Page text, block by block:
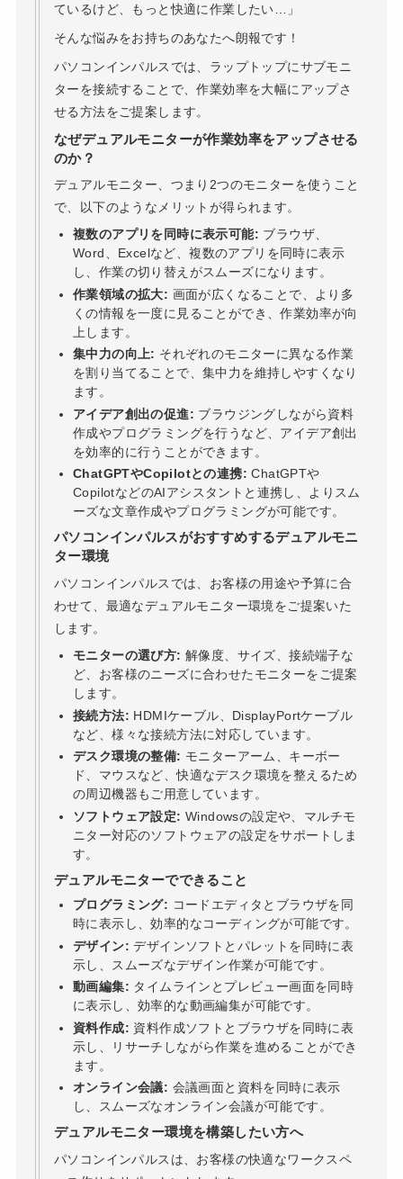
ているけど、もっと快適に作業したい…」
そんな悩みをお持ちのあなたへ朗報です！
パソコンインパルスでは、ラップトップにサブモニ
ターを接続することで、作業効率を大幅にアップさ
せる方法をご提案します。
なぜデュアルモニターが作業効率をアップさせる
のか？
デュアルモニター、つまり2つのモニターを使うこと
で、以下のようなメリットが得られます。
複数のアプリを同時に表示可能: ブラウザ、
Word、Excelなど、複数のアプリを同時に表示
し、作業の切り替えがスムーズになります。
作業領域の拡大: 画面が広くなることで、より多
くの情報を一度に見ることができ、作業効率が向
上します。
集中力の向上: それぞれのモニターに異なる作業
を割り当てることで、集中力を維持しやすくなり
ます。
アイデア創出の促進: ブラウジングしながら資料
作成やプログラミングを行うなど、アイデア創出
を効率的に行うことができます。
ChatGPTやCopilotとの連携: ChatGPTや
CopilotなどのAIアシスタントと連携し、よりスム
ーズな文章作成やプログラミングが可能です。
パソコンインパルスがおすすめするデュアルモニ
ター環境
パソコンインパルスでは、お客様の用途や予算に合
わせて、最適なデュアルモニター環境をご提案いた
します。
モニターの選び方: 解像度、サイズ、接続端子な
ど、お客様のニーズに合わせたモニターをご提案
します。
接続方法: HDMIケーブル、DisplayPortケーブル
など、様々な接続方法に対応しています。
デスク環境の整備: モニターアーム、キーボー
ド、マウスなど、快適なデスク環境を整えるため
の周辺機器もご用意しています。
ソフトウェア設定: Windowsの設定や、マルチモ
ニター対応のソフトウェアの設定をサポートしま
す。
デュアルモニターでできること
プログラミング: コードエディタとブラウザを同
時に表示し、効率的なコーディングが可能です。
デザイン: デザインソフトとパレットを同時に表
示し、スムーズなデザイン作業が可能です。
動画編集: タイムラインとプレビュー画面を同時
に表示し、効率的な動画編集が可能です。
資料作成: 資料作成ソフトとブラウザを同時に表
示し、リサーチしながら作業を進めることができ
ます。
オンライン会議: 会議画面と資料を同時に表示
し、スムーズなオンライン会議が可能です。
デュアルモニター環境を構築したい方へ
パソコンインパルスは、お客様の快適なワークスペ